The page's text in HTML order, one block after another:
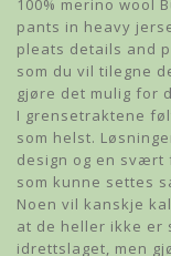
100% merino wool
pants in heavy
pleats details and
som du vil tilegne
gjøre det mulig for
I grensetraktene
som helst.
design og en
som kunne settes
Noen vil kanskje
at de heller ikke er
idrettslaget, men